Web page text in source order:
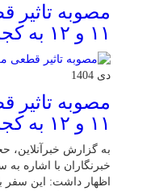
مصوبه تاثیر
۱۱ و ۱۲ به کجا رسید؟
دی 1404
مصوبه تاثیر
۱۱ و ۱۲ به کجا رسید؟
به گزارش خبرآنلاین،
خبرنگاران با اشاره
اظهار داشت: این سفر